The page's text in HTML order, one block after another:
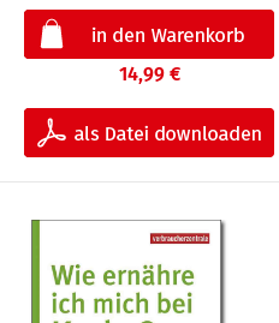
14,99 €